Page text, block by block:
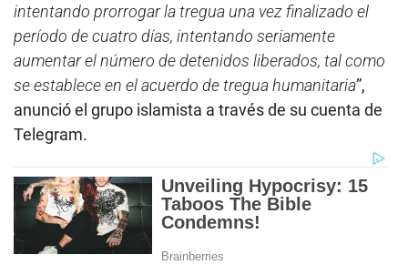
intentando prorrogar la tregua una vez finalizado el
período de cuatro días, intentando seriamente
aumentar el número de detenidos liberados, tal como
se establece en el acuerdo de tregua humanitaria”,
anunció el grupo islamista a través de su cuenta de
Telegram.